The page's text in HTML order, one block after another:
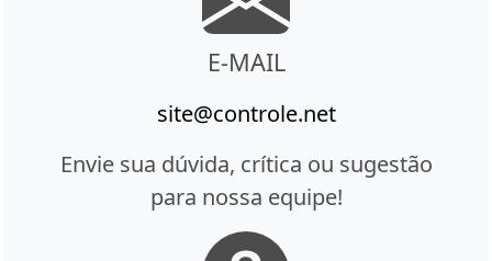
E-MAIL
site@controle.net
Envie sua dúvida, crítica ou sugestão
para nossa equipe!